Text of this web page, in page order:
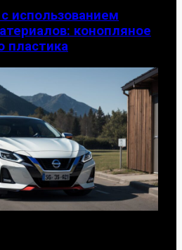
использованием
конопляное
пластика